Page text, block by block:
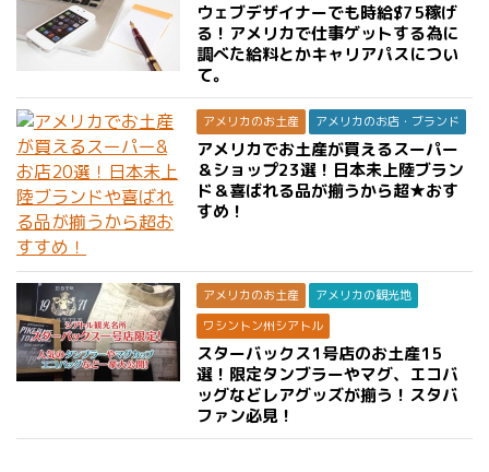
ウェブデザイナーでも時給$75稼げ
る！アメリカで仕事ゲットする為に
調べた給料とかキャリアパスについ
て。
アメリカのお土産 アメリカのお店・ブランド
アメリカでお土産が買えるスーパー
＆ショップ23選！日本未上陸ブラン
ド＆喜ばれる品が揃うから超★おす
すめ！
アメリカのお土産
アメリカの観光地
ワシントン州シアトル
スターバックス1号店のお土産15
選！限定タンブラーやマグ、エコバ
ッグなどレアグッズが揃う！スタバ
ファン必見！